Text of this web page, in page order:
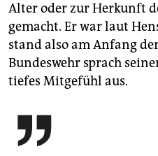
Alter oder zur Herkunft
gemacht. Er war laut
stand also am Anfang
Bundeswehr sprach
tiefes Mitgefühl aus.
